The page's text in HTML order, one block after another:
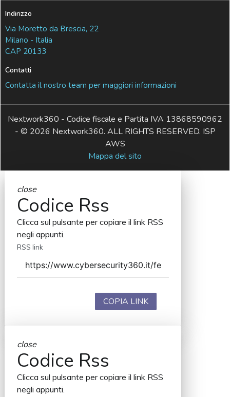
Indirizzo
Via Moretto da Brescia, 22
Milano - Italia
CAP 20133
Contatti
Contatta il nostro team per maggiori informazioni
Nextwork360 - Codice fiscale e Partita IVA 13868590962
- © 2026 Nextwork360. ALL RIGHTS RESERVED. ISP
AWS
Mappa del sito
close
Codice Rss
Clicca sul pulsante per copiare il link RSS
negli appunti.
RSS link
COPIA LINK
close
Codice Rss
Clicca sul pulsante per copiare il link RSS
negli appunti.